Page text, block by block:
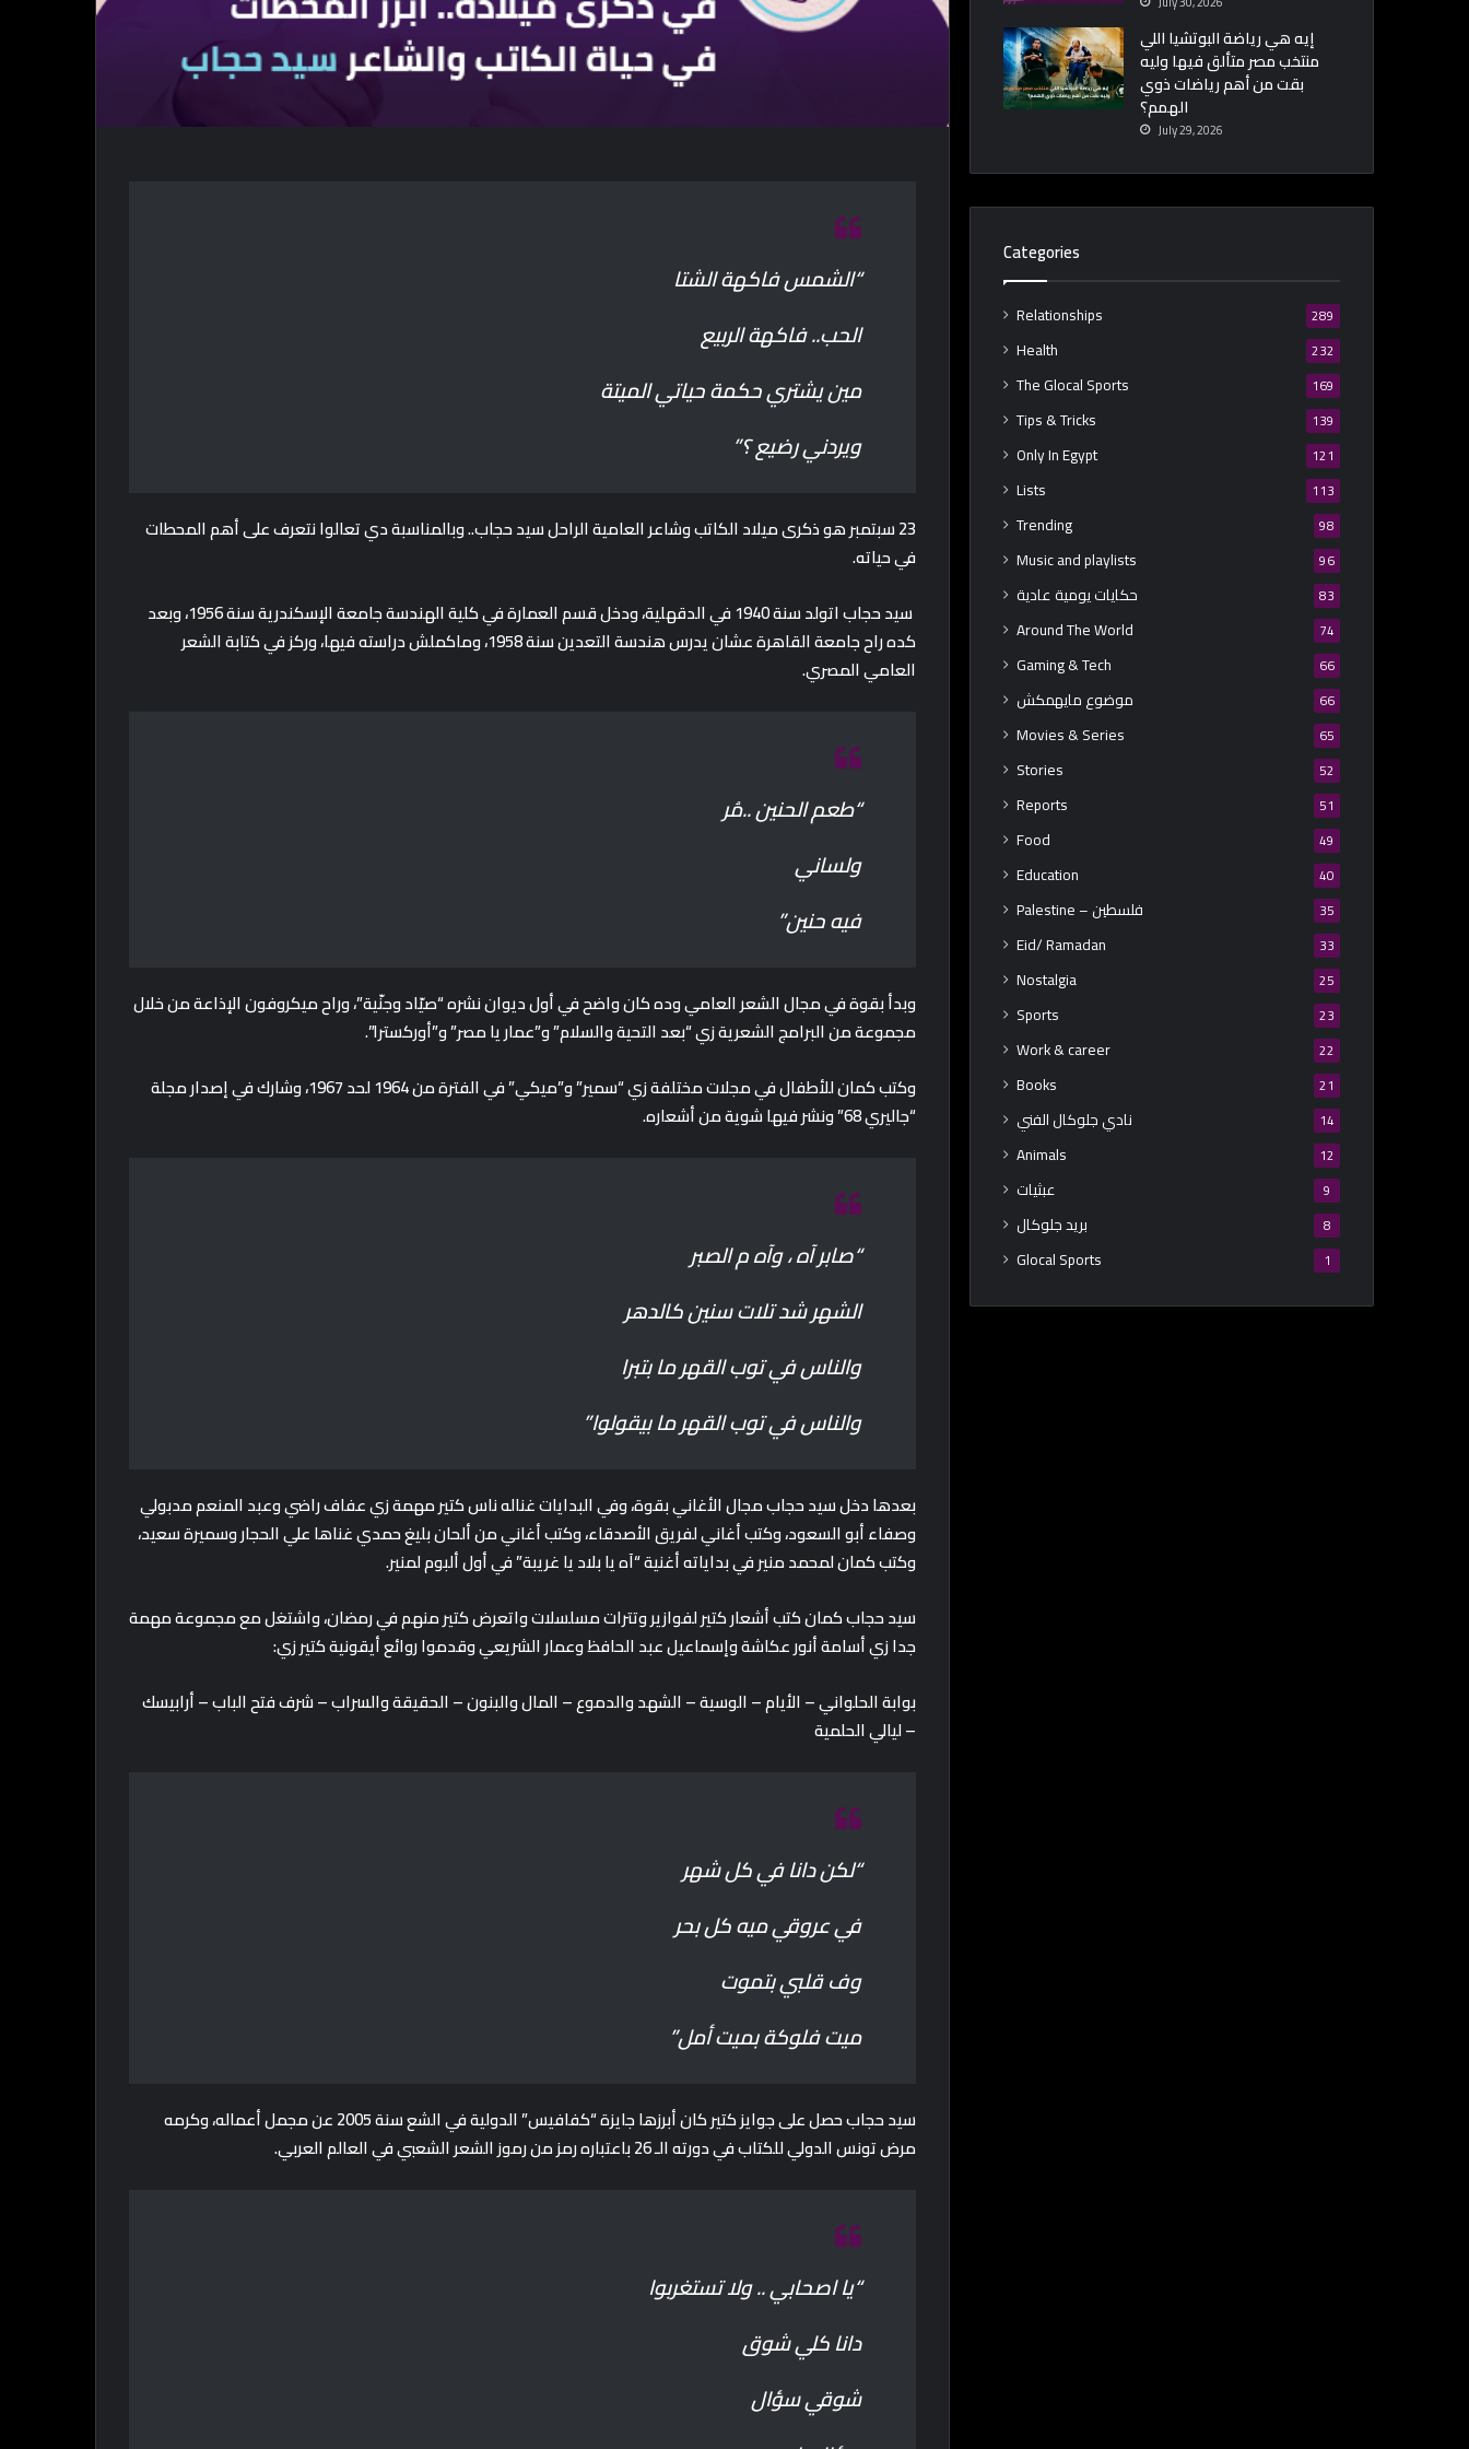
“الشمس فاكهة الشتا
الحب.. فاكهة الربيع
مين يشتري حكمة حياتي الميتة
ويردني رضيع ؟”
23 سبتمبر هو ذكرى ميلاد الكاتب وشاعر العامية الراحل سيد حجاب.. وبالمناسبة دي تعالوا نتعرف على أهم المحطات
في حياته.
سيد حجاب اتولد سنة 1940 في الدقهلية، ودخل قسم العمارة في كلية الهندسة جامعة الإسكندرية سنة 1956، وبعد
كده راح جامعة القاهرة عشان يدرس هندسة التعدين سنة 1958، وماكملش دراسته فيها، وركز في كتابة الشعر
العامي المصري.
“طعم الحنين ..مُر
ولساني
فيه حنين”
وبدأ بقوة في مجال الشعر العامي وده كان واضح في أول ديوان نشره “صيّاد وجنّية”، وراح ميكروفون الإذاعة من خلال
مجموعة من البرامج الشعرية زي “بعد التحية والسلام” و”عمار يا مصر” و”أوركسترا”.
وكتب كمان للأطفال في مجلات مختلفة زي “سمير” و”ميكي” في الفترة من 1964 لحد 1967، وشارك في إصدار مجلة
“جاليري 68” ونشر فيها شوية من أشعاره.
“صابر آه ، وآه م الصبر
الشهر شد تلات سنين كالدهر
والناس في توب القهر ما بتبرا
والناس في توب القهر ما بيقولوا”
بعدها دخل سيد حجاب مجال الأغاني بقوة، وفي البدايات غناله ناس كتير مهمة زي عفاف راضي وعبد المنعم مدبولي
وصفاء أبو السعود، وكتب أغاني لفريق الأصدقاء، وكتب أغاني من ألحان بليغ حمدي غناها علي الحجار وسميرة سعيد،
وكتب كمان لمحمد منير في بداياته أغنية “آه يا بلاد يا غريبة” في أول ألبوم لمنير.
سيد حجاب كمان كتب أشعار كتير لفوازير وتترات مسلسلات واتعرض كتير منهم في رمضان، واشتغل مع مجموعة مهمة
جدا زي أسامة أنور عكاشة وإسماعيل عبد الحافظ وعمار الشريعي وقدموا روائع أيقونية كتير زي:
بوابة الحلواني – الأيام – الوسية – الشهد والدموع – المال والبنون – الحقيقة والسراب – شرف فتح الباب – أرابيسك
– ليالي الحلمية
“لكن دانا في كل شهر
في عروقي ميه كل بحر
وف قلبي بتموت
ميت فلوكة بميت أمل”
سيد حجاب حصل على جوايز كتير كان أبرزها جايزة “كفافيس” الدولية في الشع سنة 2005 عن مجمل أعماله، وكرمه
مرض تونس الدولي للكتاب في دورته الـ 26 باعتباره رمز من رموز الشعر الشعبي في العالم العربي.
“يا اصحابي .. ولا تستغربوا
دانا كلي شوق
شوقي سؤال
إيه هي رياضة البوتشيا اللي
منتخب مصر متألق فيها وليه
بقت من أهم رياضات ذوي
الهمم؟
July 29, 2026
Categories
Relationships 289
Health 232
The Glocal Sports 169
Tips & Tricks 139
Only In Egypt 121
Lists 113
Trending 98
Music and playlists 96
حكايات يومية عادية 83
Around The World 74
Gaming & Tech 66
موضوع مايهمكش 66
Movies & Series 65
Stories 52
Reports 51
Food 49
Education 40
Palestine – فلسطين 35
Eid/ Ramadan 33
Nostalgia 25
Sports 23
Work & career 22
Books 21
نادي جلوكال الفني 14
Animals 12
عبثيات 9
بريد جلوكال 8
Glocal Sports 1